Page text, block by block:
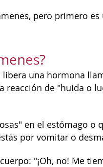
pero primero
una hormona
reacción de "huida o
en el estómago o
por vomitar o
"¡Oh, no! Me